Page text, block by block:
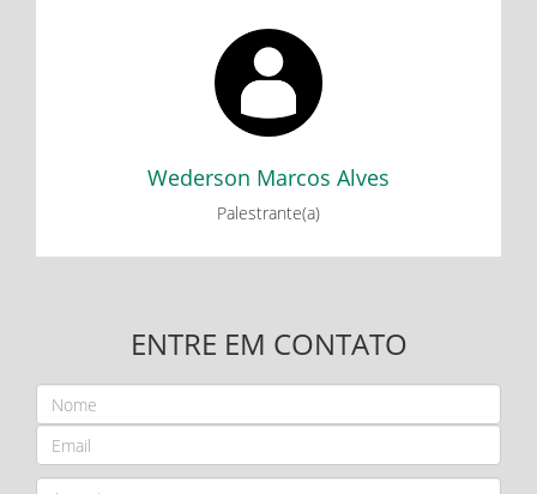
Wederson Marcos Alves
Palestrante(a)
Wederson Marcos Alves
Minicurso: Uso da Calculadora Científica
Minicurso: Cubo Mágico
ENTRE EM CONTATO